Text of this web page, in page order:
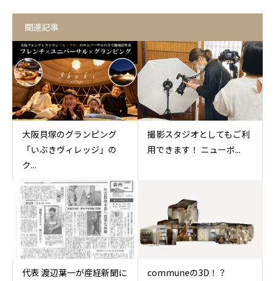
関連記事
大阪貝塚のグランピング
「いぶきヴィレッジ」の
ク...
撮影スタジオとしてもご利
用できます！ ニューボ...
代表 渡辺葉一が産経新聞に
communeの3D！？